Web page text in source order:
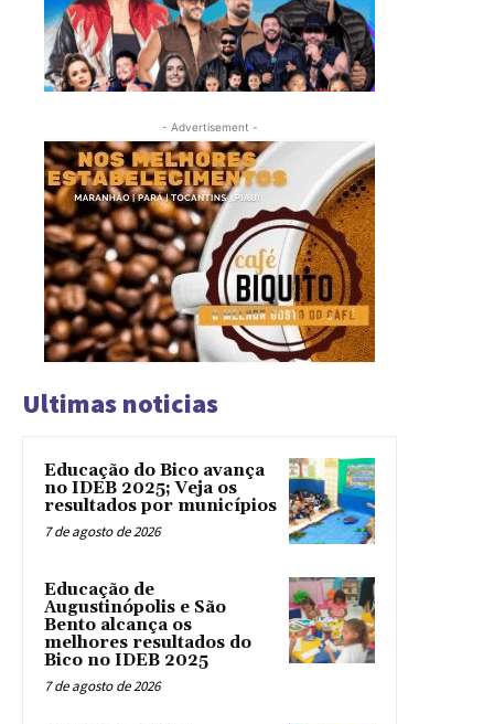
- Advertisement -
Ultimas noticias
Educação do Bico avança
no IDEB 2025; Veja os
resultados por municípios
7 de agosto de 2026
Educação de
Augustinópolis e São
Bento alcança os
melhores resultados do
Bico no IDEB 2025
7 de agosto de 2026